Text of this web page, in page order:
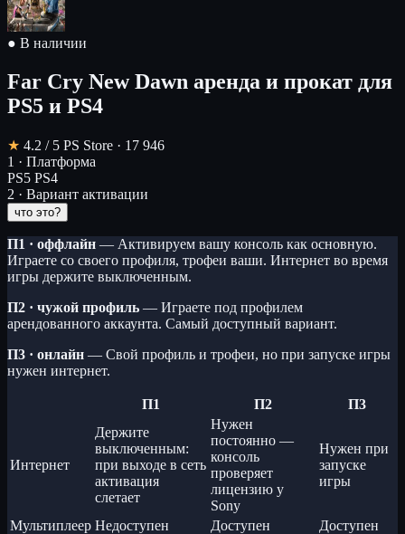
● В наличии
Far Cry New Dawn аренда и прокат для
PS5 и PS4
★ 4.2 / 5 PS Store · 17 946
1 · Платформа
PS5 PS4
2 · Вариант активации
что это?
П1 · оффлайн — Активируем вашу консоль как основную.
Играете со своего профиля, трофеи ваши. Интернет во время
игры держите выключенным.
П2 · чужой профиль — Играете под профилем
арендованного аккаунта. Самый доступный вариант.
П3 · онлайн — Свой профиль и трофеи, но при запуске игры
нужен интернет.
П1 П2 П3
Интернет
Держите
выключенным:
при выходе в сеть
активация
слетает
Нужен
постоянно —
консоль
проверяет
лицензию у
Sony
Нужен при
запуске
игры
Мультиплеер Недоступен Доступен Доступен